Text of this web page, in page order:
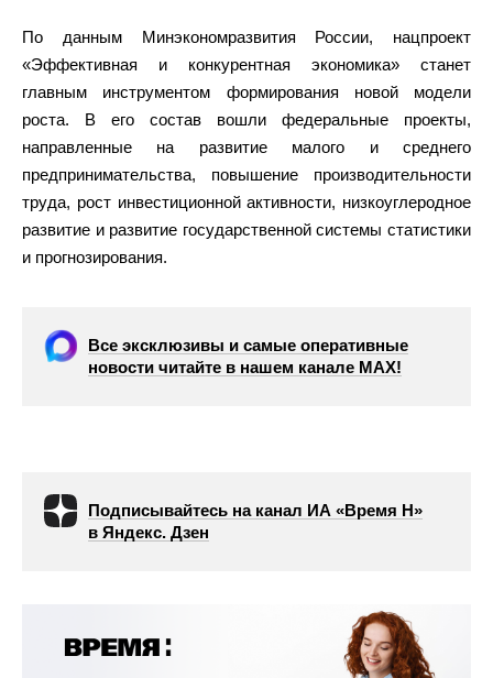
По данным Минэкономразвития России, нацпроект
«Эффективная и конкурентная экономика» станет
главным инструментом формирования новой модели
роста. В его состав вошли федеральные проекты,
направленные на развитие малого и среднего
предпринимательства, повышение производительности
труда, рост инвестиционной активности, низкоуглеродное
развитие и развитие государственной системы статистики
и прогнозирования.
Все эксклюзивы и самые оперативные
новости читайте в нашем канале МАХ!
Подписывайтесь на канал ИА «Время Н»
в Яндекс. Дзен